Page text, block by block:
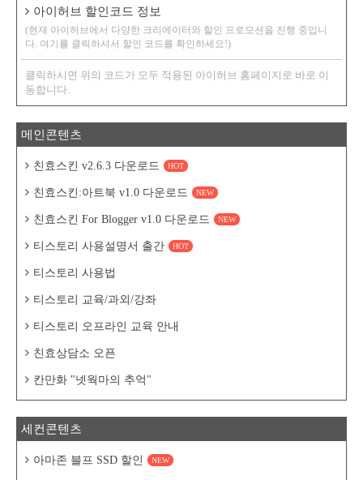
아이허브 할인코드 정보
(현재 아이허브에서 다양한 크리에이터와 할인 프로모션을 진행 중입니
다. 여기를 클릭하셔서 할인 코드를 확인하세요!)
클릭하시면 위의 코드가 모두 적용된 아이허브 홈페이지로 바로 이
동합니다.
메인콘텐츠
친효스킨 v2.6.3 다운로드 HOT
친효스킨:아트북 v1.0 다운로드 NEW
친효스킨 For Blogger v1.0 다운로드 NEW
티스토리 사용설명서 출간 HOT
티스토리 사용법
티스토리 교육/과외/강좌
티스토리 오프라인 교육 안내
친효상담소 오픈
칸만화 "넷웍마의 추억"
세컨콘텐츠
아마존 블프 SSD 할인 NEW